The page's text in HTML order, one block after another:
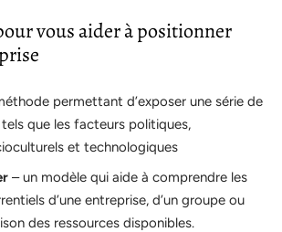
vous aider à positionner
permettant d’exposer une série de
que les facteurs politiques,
et technologiques
– un modèle qui aide à comprendre les
d’une entreprise, d’un groupe ou
des ressources disponibles.